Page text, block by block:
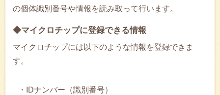
の個体識別番号や情報を読み取って行います。
◆マイクロチップに登録できる情報
マイクロチップには以下のような情報を登録できま
す。
・IDナンバー（識別番号）